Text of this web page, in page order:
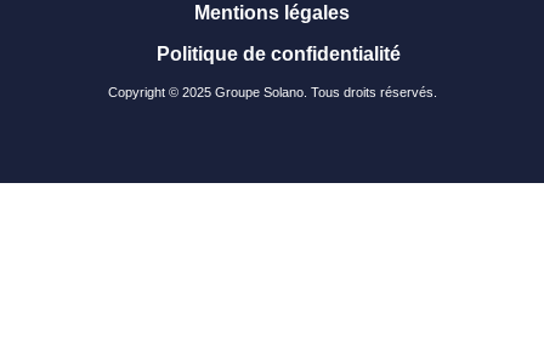
Copyright © 2025 Groupe Solano. Tous droits réservés.
Mentions légales
Politique de confidentialité